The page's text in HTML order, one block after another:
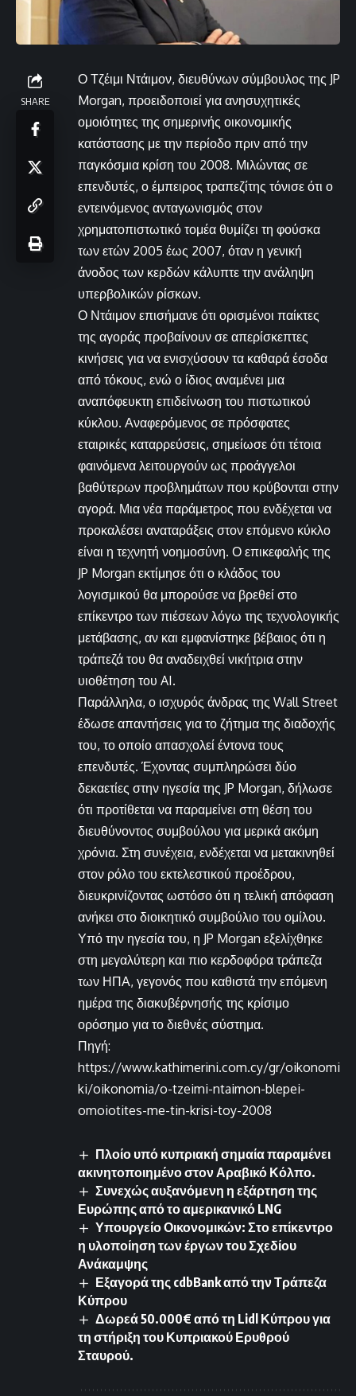
SHARE
Ο Τζέιμι Ντάιμον, διευθύνων σύμβουλος της JP
Morgan, προειδοποιεί για ανησυχητικές
ομοιότητες της σημερινής οικονομικής
κατάστασης με την περίοδο πριν από την
παγκόσμια κρίση του 2008. Μιλώντας σε
επενδυτές, ο έμπειρος τραπεζίτης τόνισε ότι ο
εντεινόμενος ανταγωνισμός στον
χρηματοπιστωτικό τομέα θυμίζει τη φούσκα
των ετών 2005 έως 2007, όταν η γενική
άνοδος των κερδών κάλυπτε την ανάληψη
υπερβολικών ρίσκων.
Ο Ντάιμον επισήμανε ότι ορισμένοι παίκτες
της αγοράς προβαίνουν σε απερίσκεπτες
κινήσεις για να ενισχύσουν τα καθαρά έσοδα
από τόκους, ενώ ο ίδιος αναμένει μια
αναπόφευκτη επιδείνωση του πιστωτικού
κύκλου. Αναφερόμενος σε πρόσφατες
εταιρικές καταρρεύσεις, σημείωσε ότι τέτοια
φαινόμενα λειτουργούν ως προάγγελοι
βαθύτερων προβλημάτων που κρύβονται στην
αγορά. Μια νέα παράμετρος που ενδέχεται να
προκαλέσει αναταράξεις στον επόμενο κύκλο
είναι η τεχνητή νοημοσύνη. Ο επικεφαλής της
JP Morgan εκτίμησε ότι ο κλάδος του
λογισμικού θα μπορούσε να βρεθεί στο
επίκεντρο των πιέσεων λόγω της τεχνολογικής
μετάβασης, αν και εμφανίστηκε βέβαιος ότι η
τράπεζά του θα αναδειχθεί νικήτρια στην
υιοθέτηση του AI.
Παράλληλα, ο ισχυρός άνδρας της Wall Street
έδωσε απαντήσεις για το ζήτημα της διαδοχής
του, το οποίο απασχολεί έντονα τους
επενδυτές. Έχοντας συμπληρώσει δύο
δεκαετίες στην ηγεσία της JP Morgan, δήλωσε
ότι προτίθεται να παραμείνει στη θέση του
διευθύνοντος συμβούλου για μερικά ακόμη
χρόνια. Στη συνέχεια, ενδέχεται να μετακινηθεί
στον ρόλο του εκτελεστικού προέδρου,
διευκρινίζοντας ωστόσο ότι η τελική απόφαση
ανήκει στο διοικητικό συμβούλιο του ομίλου.
Υπό την ηγεσία του, η JP Morgan εξελίχθηκε
στη μεγαλύτερη και πιο κερδοφόρα τράπεζα
των ΗΠΑ, γεγονός που καθιστά την επόμενη
ημέρα της διακυβέρνησής της κρίσιμο
ορόσημο για το διεθνές σύστημα.
Πηγή:
https://www.kathimerini.com.cy/gr/oikonomi
ki/oikonomia/o-tzeimi-ntaimon-blepei-
omoiotites-me-tin-krisi-toy-2008
Πλοίο υπό κυπριακή σημαία παραμένει
ακινητοποιημένο στον Αραβικό Κόλπο.
Συνεχώς αυξανόμενη η εξάρτηση της
Ευρώπης από το αμερικανικό LNG
Υπουργείο Οικονομικών: Στο επίκεντρο
η υλοποίηση των έργων του Σχεδίου
Ανάκαμψης
Εξαγορά της cdbBank από την Τράπεζα
Κύπρου
Δωρεά 50.000€ από τη Lidl Κύπρου για
τη στήριξη του Κυπριακού Ερυθρού
Σταυρού.